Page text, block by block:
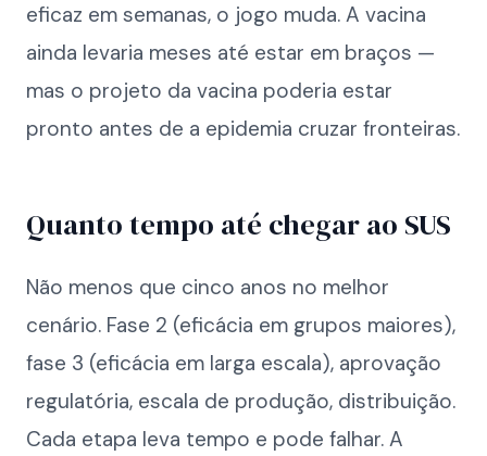
eficaz em semanas, o jogo muda. A vacina
ainda levaria meses até estar em braços —
mas o projeto da vacina poderia estar
pronto antes de a epidemia cruzar fronteiras.
Quanto tempo até chegar ao SUS
Não menos que cinco anos no melhor
cenário. Fase 2 (eficácia em grupos maiores),
fase 3 (eficácia em larga escala), aprovação
regulatória, escala de produção, distribuição.
Cada etapa leva tempo e pode falhar. A